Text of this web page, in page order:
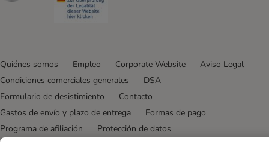
Quiénes somos Empleo Corporate Website
Aviso Legal
Condiciones comerciales generales
DSA
Formulario de desistimiento
Contacto
Gastos de envío y plazo de entrega
Formas de pago
Programa de afiliación
Protección de datos